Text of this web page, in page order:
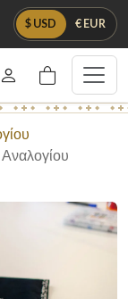
$ USD € EUR